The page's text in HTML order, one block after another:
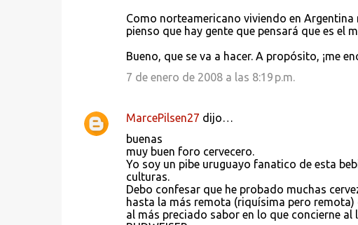
Como norteamericano viviendo en Argentina
pienso que hay gente que pensará que es el
Bueno, que se va a hacer. A propósito, ¡me
7 de enero de 2008 a las 8:19 p.m.
MarcePilsen27 dijo…
buenas
muy buen foro cervecero.
Yo soy un pibe uruguayo fanatico de esta
culturas.
Debo confesar que he probado muchas
hasta la más remota (riquísima pero
al más preciado sabor en lo que concierne